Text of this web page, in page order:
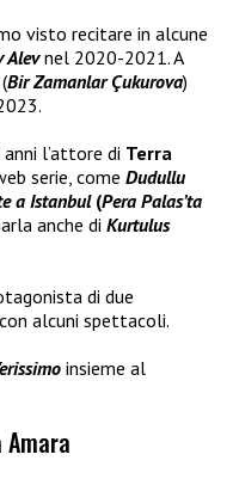
visto recitare in alcune
Alevnel 2020-2021. A
(Bir Zamanlar Çukurova)
l’attore di Terra
serie, come Dudullu
a Istanbul(Pera Palas’ta
anche di Kurtulus
di due
alcuni spettacoli.
insieme al